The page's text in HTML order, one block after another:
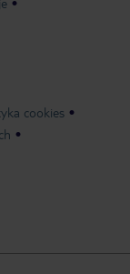
cookies